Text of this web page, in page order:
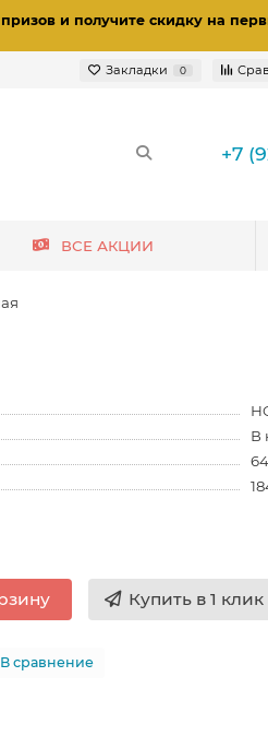
и получите скидку на
Закладки 0
+7
ВСЕ АКЦИИ
В
Купить в 1 клик
В сравнение